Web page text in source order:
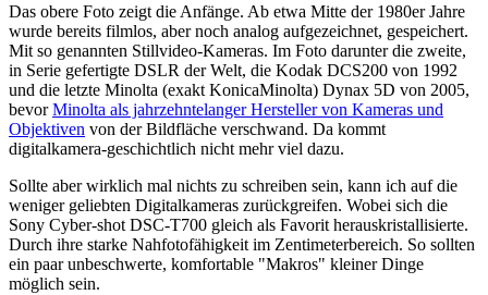
Das obere Foto zeigt die Anfänge. Ab etwa Mitte der 1980er Jahre
wurde bereits filmlos, aber noch analog aufgezeichnet, gespeichert.
Mit so genannten Stillvideo-Kameras. Im Foto darunter die zweite,
in Serie gefertigte DSLR der Welt, die Kodak DCS200 von 1992
und die letzte Minolta (exakt KonicaMinolta) Dynax 5D von 2005,
bevorMinolta als jahrzehntelanger Hersteller von Kameras und
Objektiven von der Bildfläche verschwand. Da kommt
digitalkamera-geschichtlich nicht mehr viel dazu.
Sollte aber wirklich mal nichts zu schreiben sein, kann ich auf die
weniger geliebten Digitalkameras zurückgreifen. Wobei sich die
Sony Cyber-shot DSC-T700 gleich als Favorit herauskristallisierte.
Durch ihre starke Nahfotofähigkeit im Zentimeterbereich. So sollten
ein paar unbeschwerte, komfortable "Makros" kleiner Dinge
möglich sein.